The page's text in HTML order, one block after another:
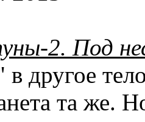
2. Под
другое
та же.